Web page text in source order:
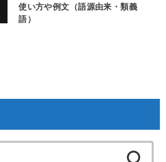
使い方や例文（語源由来・類義
語）